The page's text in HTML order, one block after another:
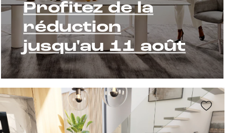
Profitez de la
réduction
jusqu'au 11 août